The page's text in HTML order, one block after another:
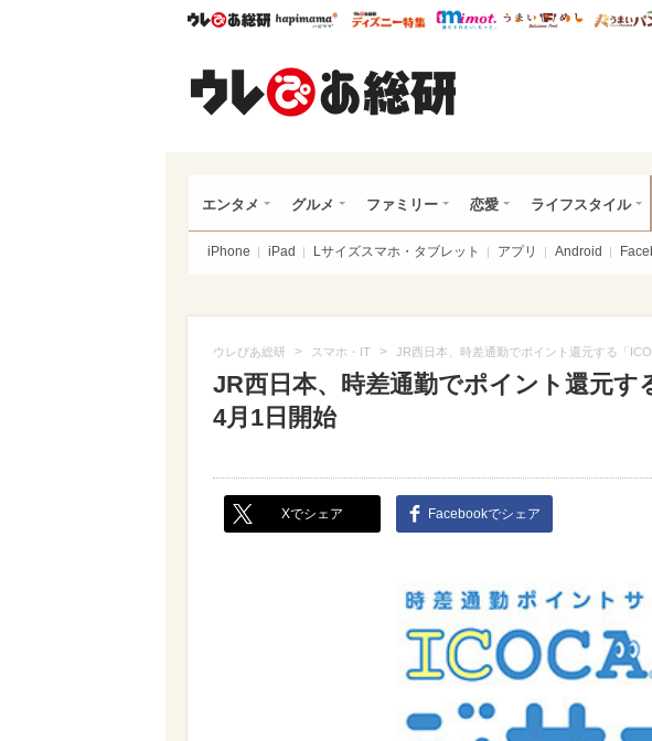
ウレぴあ総研ハピママ* ウレぴあ総研 ディズニー特集
mimot. うまいめ
エンタメ グルメ ファミリー 恋愛 ライフスタイル
iPhone iPad Lサイズスマホ・タブレット アプリ Android
ウレぴあ総研 > スマホ・IT > JR西日本、時差通勤でポイント還元する「
JR西日本、時差通勤でポイント還元
4月1日開始
Xでシェア Facebookでシェア